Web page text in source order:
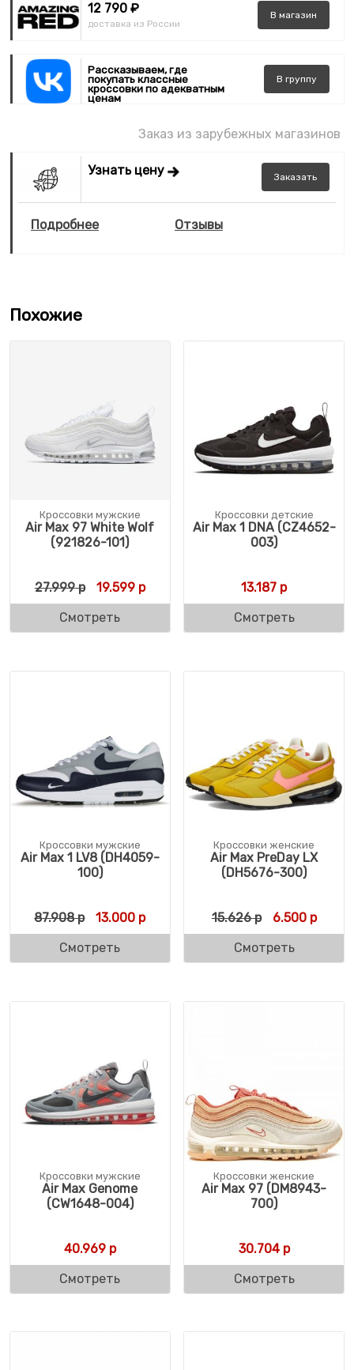
12 790 ₽
доставка из России
В магазин
Рассказываем, где
покупать классные
кроссовки по адекватным
ценам
В группу
Заказ из зарубежных магазинов
Узнать цену Заказать
Подробнее Отзывы
Похожие
Кроссовки мужские
Air Max 97 White Wolf
(921826-101)
27.999р Первоначальная цена составляла 27.999
19.599рТекущая цена: 19.599 р.
Смотреть
Кроссовки детские
Air Max 1 DNA (CZ4652-
003)
13.187 р
Смотреть
Кроссовки мужские
Air Max 1 LV8 (DH4059-
100)
87.908р Первоначальная цена составляла 87.908
13.000 рТекущая цена: 13.000 р.
Смотреть
Кроссовки женские
Air Max PreDay LX
(DH5676-300)
15.626р 6.500р
Смотреть
Кроссовки мужские
Air Max Genome
(CW1648-004)
40.969р
Смотреть
Кроссовки женские
Air Max 97 (DM8943-
700)
30.704р
Смотреть